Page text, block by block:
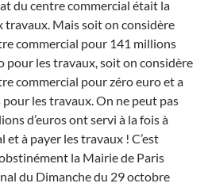
du centre commercial était la
Mais soit on considère
commercial pour 141 millions
pour les travaux, soit on considère
commercial pour zéro euro et a
les travaux. On ne peut pas
d’euros ont servi à la fois à
à payer les travaux ! C’est
la Mairie de Paris
du Dimanche du 29 octobre